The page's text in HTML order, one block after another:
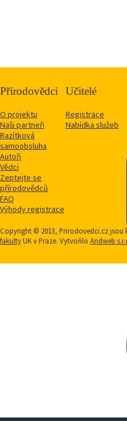
Přírodovědci
O projektu
Naši partneři
Razítková
samoobsluha
Autoři
Vědci
Zeptejte se
přírodovědců
FAQ
Výhody registrace
Učitelé
Registrace
Nabídka služeb
Copyright © 2013, Prirodovedci.cz
fakultyUK v Praze. Vytvořilo Andweb